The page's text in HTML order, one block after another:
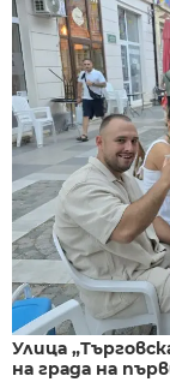
Улица
на града на